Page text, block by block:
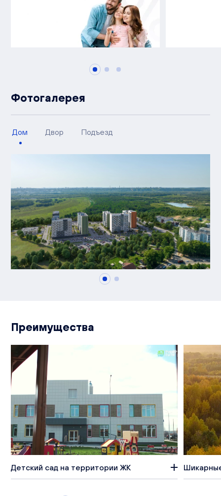
Фотогалерея
Дом Двор Подъезд
Преимущества
Детский сад на территории ЖК